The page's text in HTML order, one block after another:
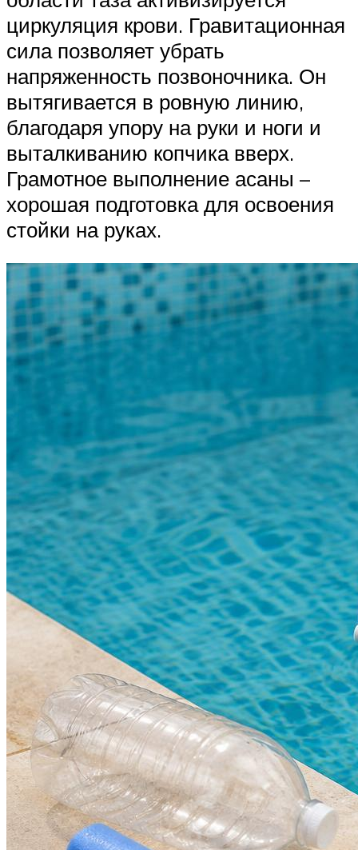
циркуляция крови. Гравитационная
сила позволяет убрать
напряженность позвоночника. Он
вытягивается в ровную линию,
благодаря упору на руки и ноги и
выталкиванию копчика вверх.
Грамотное выполнение асаны –
хорошая подготовка для освоения
стойки на руках.